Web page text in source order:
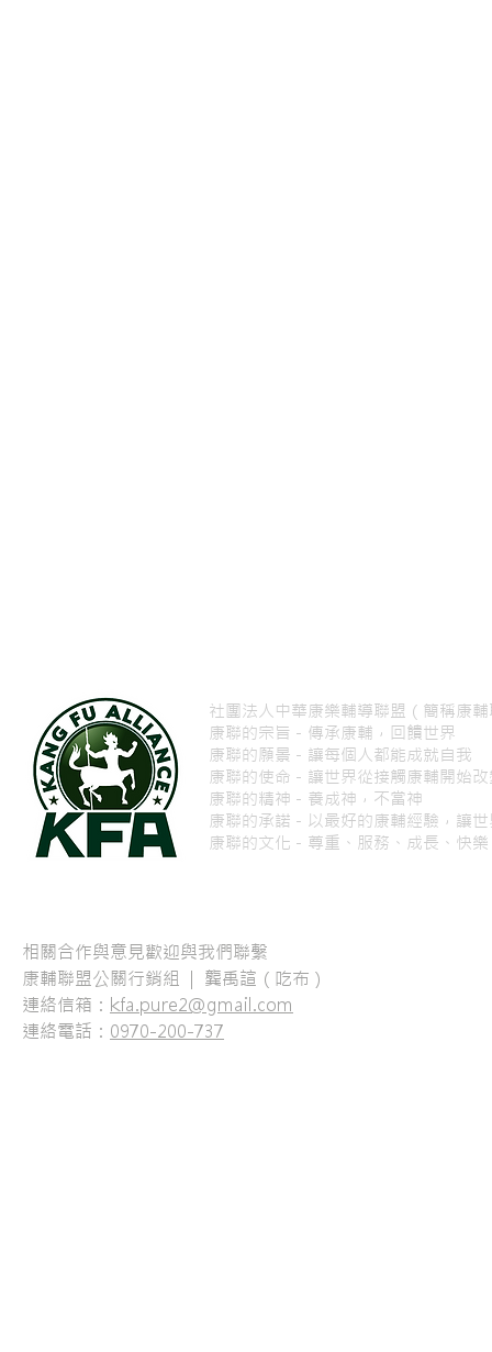
社團法人中華康樂輔導聯盟（簡稱康
康聯的宗旨－傳承康輔，回饋世界
康聯的願景－讓每個人都能成就自我
康聯的使命－讓世界從接觸康輔開始
康聯的精神－養成神，不當神
康聯的承諾－以最好的康輔經驗，讓
康聯的文化－尊重、服務、成長、快樂
相關合作與意見歡迎與我們聯繫
康輔聯盟公關行銷組 | 龔禹諠（吃布）
連絡信箱： kfa.pure2@gmail.com
連絡電話： 0970-200-737